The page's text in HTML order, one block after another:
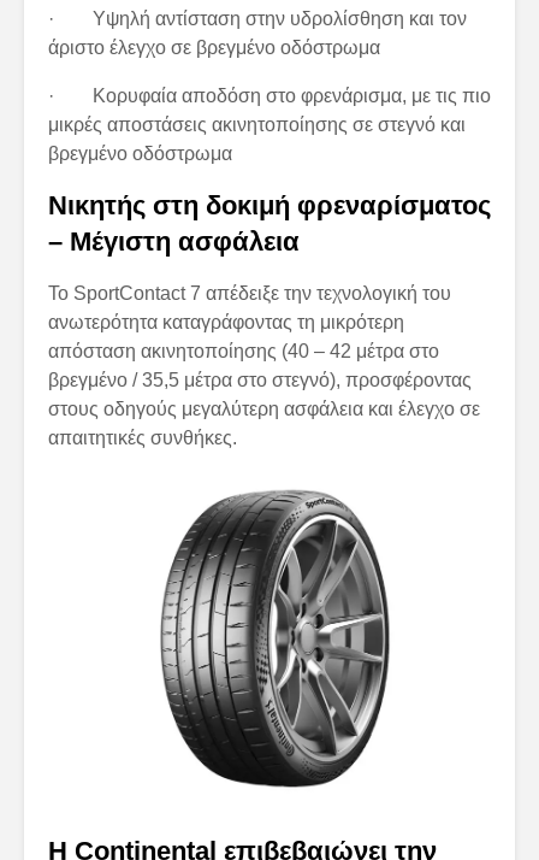
· Υψηλή αντίσταση στην υδρολίσθηση και τον
άριστο έλεγχο σε βρεγμένο οδόστρωμα
· Κορυφαία αποδόση στο φρενάρισμα, με τις πιο
μικρές αποστάσεις ακινητοποίησης σε στεγνό και
βρεγμένο οδόστρωμα
Νικητής στη δοκιμή φρεναρίσματος
– Μέγιστη ασφάλεια
Το SportContact 7 απέδειξε την τεχνολογική του
ανωτερότητα καταγράφοντας τη μικρότερη
απόσταση ακινητοποίησης (40 – 42 μέτρα στο
βρεγμένο / 35,5 μέτρα στο στεγνό), προσφέροντας
στους οδηγούς μεγαλύτερη ασφάλεια και έλεγχο σε
απαιτητικές συνθήκες.
Η Continental επιβεβαιώνει την